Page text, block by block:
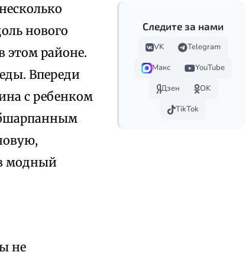
нового
этом районе.
Впереди
с ребенком
модный
не
Следите за нами
VK
Telegram
Макс
YouTube
Дзен
OK
TikTok